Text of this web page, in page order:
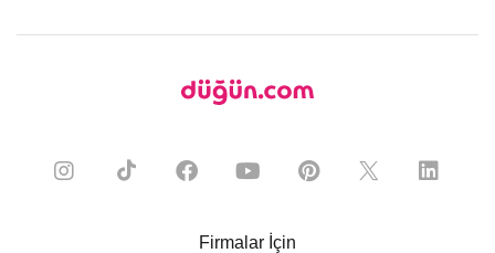
Firmalar İçin